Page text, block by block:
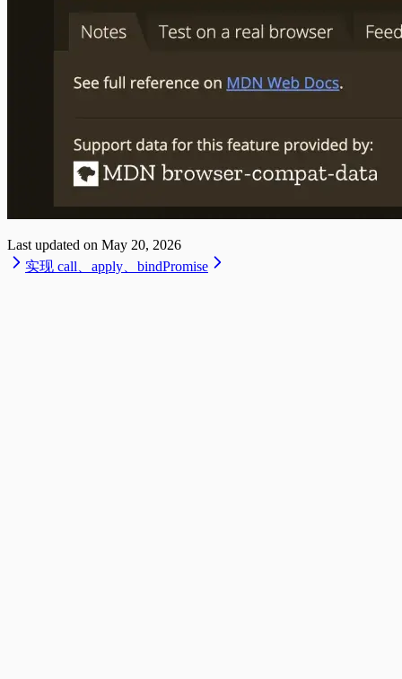
Last updated on May 20, 2026
实现 call、apply、bindPromise